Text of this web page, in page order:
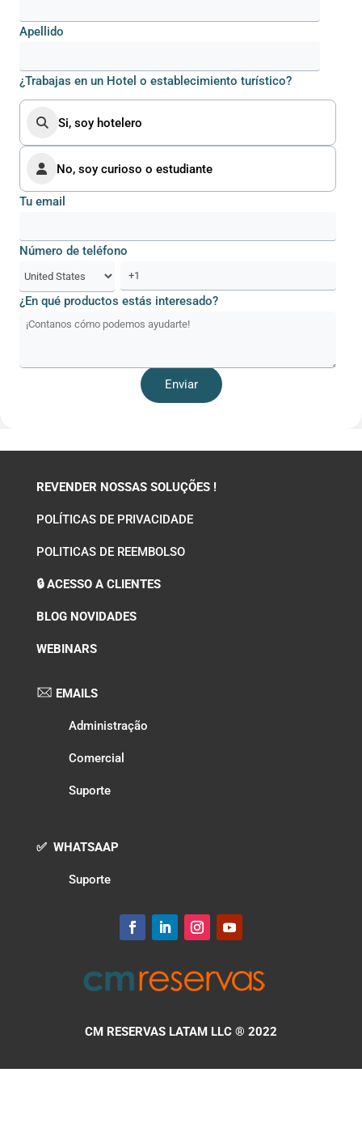
Apellido
¿Trabajas en un Hotel o establecimiento turístico?
Si, soy hotelero
No, soy curioso o estudiante
Tu email
Número de teléfono
¿En qué productos estás interesado?
REVENDER NOSSAS SOLUÇÕES !
POLÍTICAS DE PRIVACIDADE
POLITICAS DE REEMBOLSO
🔒 ACESSO A CLIENTES
BLOG NOVIDADES
WEBINARS
EMAILS
Administração
Comercial
Suporte
✅ WHATSAAP
Suporte
CM RESERVAS LATAM LLC ® 2022